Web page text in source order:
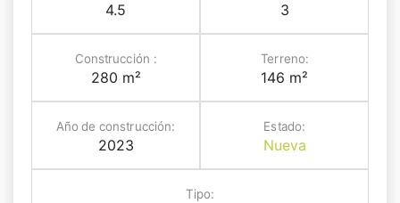
4.5 3
Construcción :
280 m²
Terreno:
146 m²
Año de construcción:
2023
Estado:
Nueva
Tipo: